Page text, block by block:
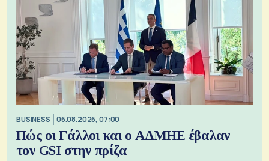
BUSINESS 06.08.2026, 07:00
Πώς οι Γάλλοι και ο ΑΔΜΗΕ έβαλαν
τον GSI στην πρίζα